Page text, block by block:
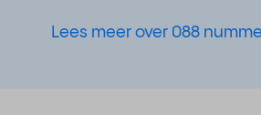
Lees meer over 088